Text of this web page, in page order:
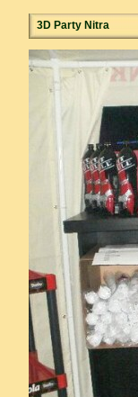
3D Party Nitra